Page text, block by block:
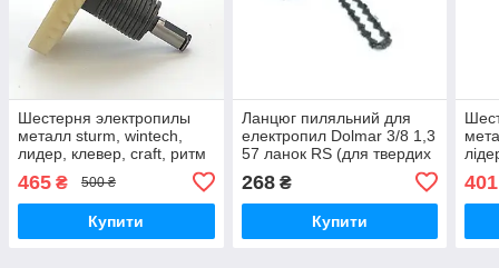
Шестерня электропилы
металл sturm, wintech,
лидер, клевер, craft, ритм
465 ₴ 500 ₴
Купити
Ланцюг пиляльний для
електропил Dolmar 3/8 1,3
57 ланок RS (для твердих
268₴
Купити